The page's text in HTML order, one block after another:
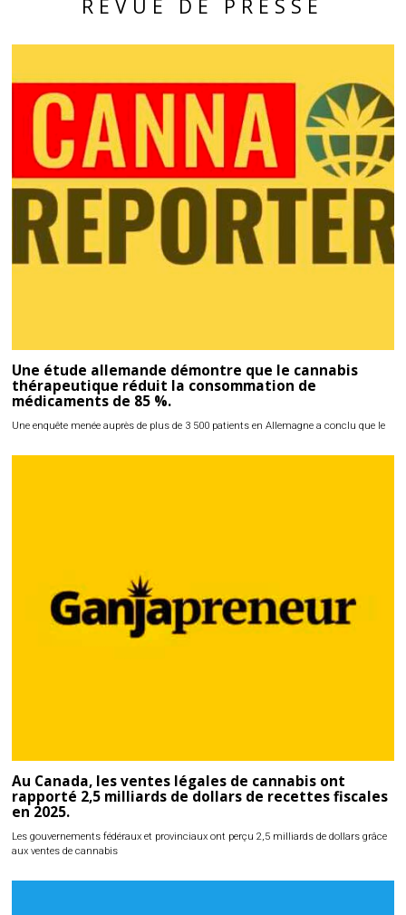
REVUE DE PRESSE
Une étude allemande démontre que le cannabis
thérapeutique réduit la consommation de
médicaments de 85 %.
Une enquête menée auprès de plus de 3 500 patients en Allemagne a conclu que le
Au Canada, les ventes légales de cannabis ont
rapporté 2,5 milliards de dollars de recettes fiscales
en 2025.
Les gouvernements fédéraux et provinciaux ont perçu 2,5 milliards de dollars grâce
aux ventes de cannabis